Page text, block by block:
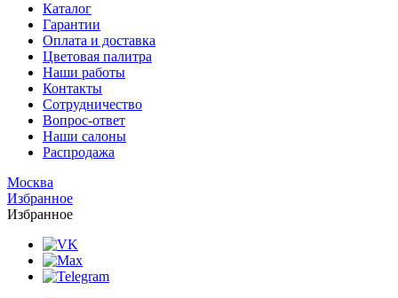
Каталог
Гарантии
Оплата и доставка
Цветовая палитра
Наши работы
Контакты
Сотрудничество
Вопрос-ответ
Наши салоны
Распродажа
Москва
Избранное
Избранное